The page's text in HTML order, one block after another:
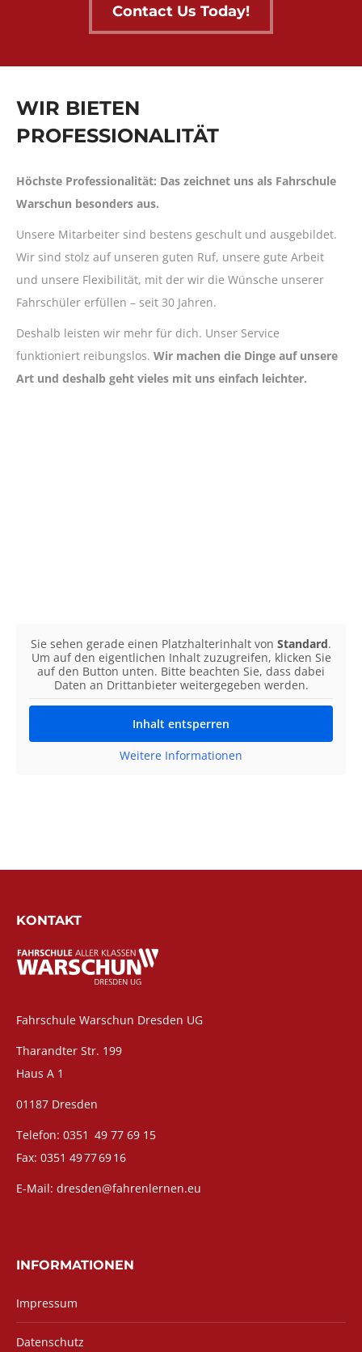
Contact Us Today!
WIR BIETEN
PROFESSIONALITÄT
Höchste Professionalität: Das zeichnet uns als Fahrschule
Warschun besonders aus.
Unsere Mitarbeiter sind bestens geschult und ausgebildet.
Wir sind stolz auf unseren guten Ruf, unsere gute Arbeit
und unsere Flexibilität, mit der wir die Wünsche unserer
Fahrschüler erfüllen – seit 30 Jahren.
Deshalb leisten wir mehr für dich. Unser Service
funktioniert reibungslos. Wir machen die Dinge auf unsere
Art und deshalb geht vieles mit uns einfach leichter.
Sie sehen gerade einen Platzhalterinhalt von Standard.
Um auf den eigentlichen Inhalt zuzugreifen, klicken Sie
auf den Button unten. Bitte beachten Sie, dass dabei
Daten an Drittanbieter weitergegeben werden.
Inhalt entsperren
Weitere Informationen
KONTAKT
Fahrschule Warschun Dresden UG
Tharandter Str. 199
Haus A 1
01187 Dresden
Telefon: 0351 49 77 69 15
Fax: 0351 49 77 69 16
E-Mail: dresden@fahrenlernen.eu
INFORMATIONEN
Impressum
Datenschutz